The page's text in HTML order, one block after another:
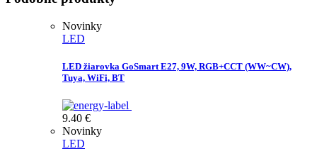
Novinky
LED
LED žiarovka GoSmart E27, 9W, RGB+CCT (WW~CW),
Tuya, WiFi, BT
9.40 €
Novinky
LED